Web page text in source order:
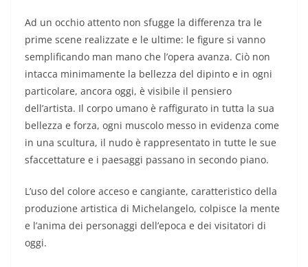
Ad un occhio attento non sfugge la differenza tra le
prime scene realizzate e le ultime: le figure si vanno
semplificando man mano che l’opera avanza. Ciò non
intacca minimamente la bellezza del dipinto e in ogni
particolare, ancora oggi, è visibile il pensiero
dell’artista. Il corpo umano è raffigurato in tutta la sua
bellezza e forza, ogni muscolo messo in evidenza come
in una scultura, il nudo è rappresentato in tutte le sue
sfaccettature e i paesaggi passano in secondo piano.
L’uso del colore acceso e cangiante, caratteristico della
produzione artistica di Michelangelo, colpisce la mente
e l’anima dei personaggi dell’epoca e dei visitatori di
oggi.